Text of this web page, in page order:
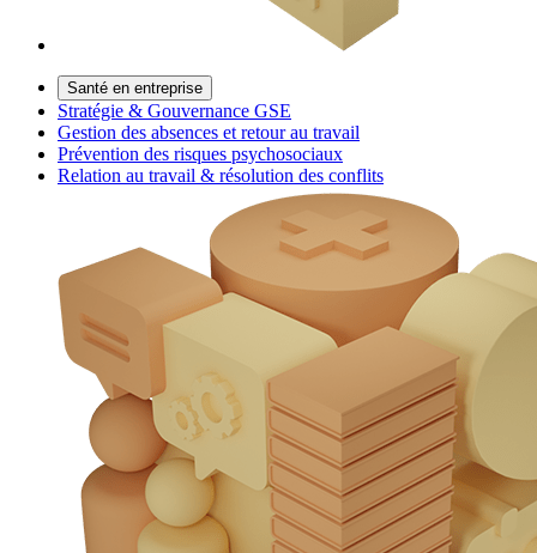
Santé en entreprise
Stratégie & Gouvernance GSE
Gestion des absences et retour au travail
Prévention des risques psychosociaux
Relation au travail & résolution des conflits